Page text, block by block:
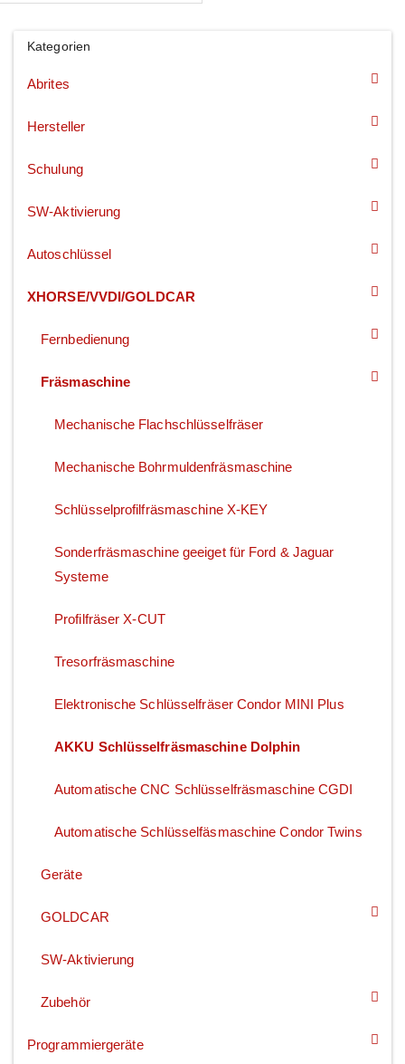
Kategorien
Abrites
Hersteller
Schulung
SW-Aktivierung
Autoschlüssel
XHORSE/VVDI/GOLDCAR
Fernbedienung
Fräsmaschine
Mechanische Flachschlüsselfräser
Mechanische Bohrmuldenfräsmaschine
Schlüsselprofilfräsmaschine X-KEY
Sonderfräsmaschine geeiget für Ford & Jaguar
Systeme
Profilfräser X-CUT
Tresorfräsmaschine
Elektronische Schlüsselfräser Condor MINI Plus
AKKU Schlüsselfräsmaschine Dolphin
Automatische CNC Schlüsselfräsmaschine CGDI
Automatische Schlüsselfäsmaschine Condor Twins
Geräte
GOLDCAR
SW-Aktivierung
Zubehör
Programmiergeräte